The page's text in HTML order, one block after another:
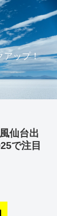
アップ！
仙台出
で注目